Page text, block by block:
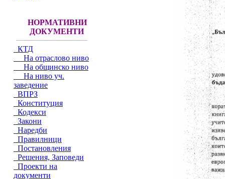
НОРМАТИВНИ
ДОКУМЕНТИ
КТД
На отраслово ниво
На общинско ниво
На ниво уч.
заведение
ВПРЗ
Конституция
Кодекси
Закони
Наредби
Правилници
Постановления
Решения, Заповеди
Проекти на
документи